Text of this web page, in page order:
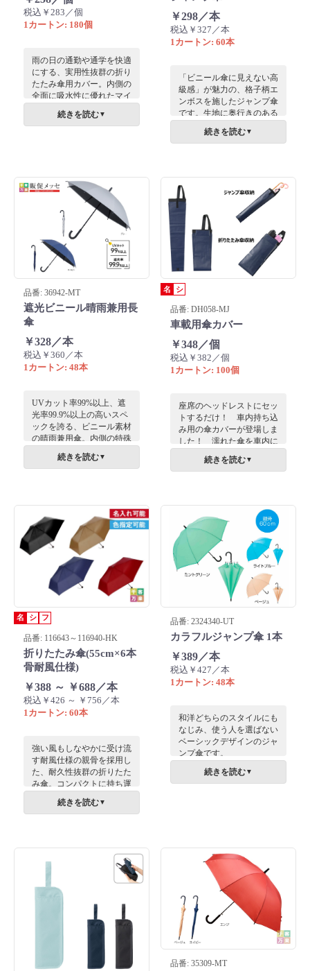
税込￥283／個
1カートン: 180個
雨の日の通勤や通学を快適
にする、実用性抜群の折り
たたみ傘用カバー。内側の
全面に吸水性に優れたマイ
クロファイバー生地を採用
し、濡れた傘の水分を素早
の結露対策としてもマルチ
に活躍する一品です。
続きを読む▼
￥298／本
税込￥327／本
1カートン: 60本
「ビニール傘に見えない高
級感」が魅力の、格子柄エ
ンボスを施したジャンプ傘
です。生地に奥行きのある
タイリッシュな印象を与え
続きを読む▼
品番: 36942-MT
遮光ビニール晴雨兼用長
傘
￥328／本
税込￥360／本
1カートン: 48本
UVカット率99%以上、遮
光率99.9%以上の高いスペ
ックを誇る、ビニール素材
の晴雨兼用傘。内側の特殊
コーティングで日差しを遮
り、急な雨にも対応しま
続きを読む▼
名 シ
品番: DH058-MJ
車載用傘カバー
￥348／個
税込￥382／個
1カートン: 100個
座席のヘッドレストにセッ
トするだけ！ 車内持ち込
み用の傘カバーが登場しま
した！ 濡れた傘を車内に
持ち込むと、どうしても座
席などが濡れてしまい置き
りたためば、折り畳み傘な
ど短いものにも使えます。
雨が降っていない時は、ド
リンクホルダーなど他の用
途にも使えるかも？
続きを読む▼
名 シ フ
品番: 116643～116940-HK
折りたたみ傘(55cm×6本
骨耐風仕様)
￥388 ～ ￥688／本
税込￥426 ～ ￥756／本
1カートン: 60本
強い風もしなやかに受け流
す耐風仕様の親骨を採用し
た、耐久性抜群の折りたた
み傘。コンパクトに持ち運
っかりガードするサイズ感
用的なライフスタイル雑貨
として、特別な記念品や高
級な販促ノベルティに最適
です。※名入れ印刷に関し
合わせください。
続きを読む▼
品番: 2324340-UT
カラフルジャンプ傘 1本
￥389／本
税込￥427／本
1カートン: 48本
和洋どちらのスタイルにも
なじみ、使う人を選ばない
ベーシックデザインのジャ
ンプ傘です。
いたカラーが人気のシンプ
続きを読む▼
品番: 35309-MT